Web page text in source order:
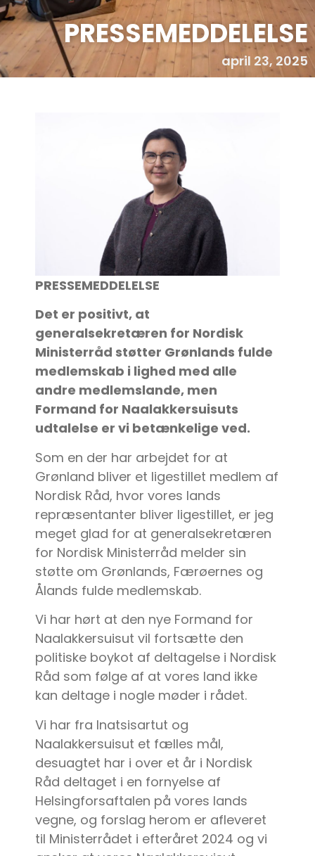
PRESSEMEDDELELSE
april 23, 2025
PRESSEMEDDELELSE
Det er positivt, at
generalsekretæren for Nordisk
Ministerråd støtter Grønlands fulde
medlemskab i lighed med alle
andre medlemslande, men
Formand for Naalakkersuisuts
udtalelse er vi betænkelige ved.
Som en der har arbejdet for at
Grønland bliver et ligestillet medlem af
Nordisk Råd, hvor vores lands
repræsentanter bliver ligestillet, er jeg
meget glad for at generalsekretæren
for Nordisk Ministerråd melder sin
støtte om Grønlands, Færøernes og
Ålands fulde medlemskab.
Vi har hørt at den nye Formand for
Naalakkersuisut vil fortsætte den
politiske boykot af deltagelse i Nordisk
Råd som følge af at vores land ikke
kan deltage i nogle møder i rådet.
Vi har fra Inatsisartut og
Naalakkersuisut et fælles mål,
desuagtet har i over et år i Nordisk
Råd deltaget i en fornyelse af
Helsingforsaftalen på vores lands
vegne, og forslag herom er afleveret
til Ministerrådet i efteråret 2024 og vi